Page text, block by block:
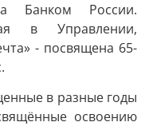
Банком России.
в Управлении,
- посвящена 65-
в разные годы
освоению